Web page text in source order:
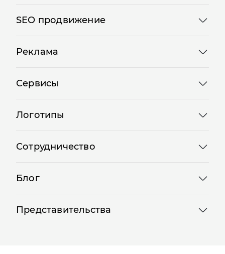
SEO продвижение
Реклама
Сервисы
Логотипы
Сотрудничество
Блог
Представительства